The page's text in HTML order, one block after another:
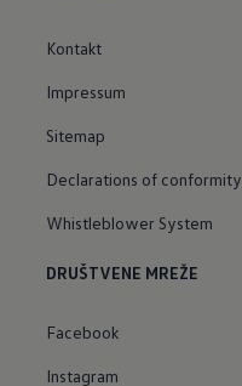
Kontakt
Impressum
Sitemap
Declarations of conformity
Whistleblower System
DRUŠTVENE MREŽE
Facebook
Instagram